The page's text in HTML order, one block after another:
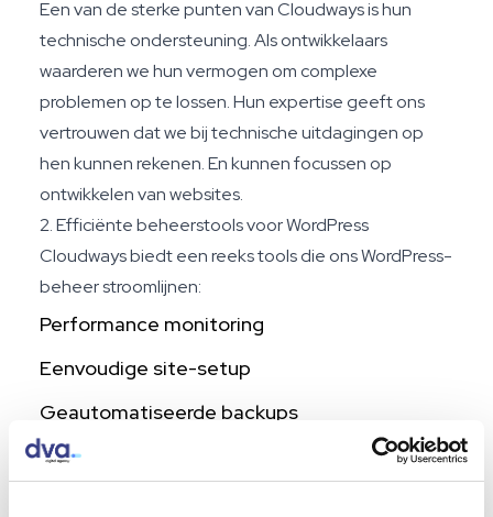
Een van de sterke punten van Cloudways is hun
technische ondersteuning. Als ontwikkelaars
waarderen we hun vermogen om complexe
problemen op te lossen. Hun expertise geeft ons
vertrouwen dat we bij technische uitdagingen op
hen kunnen rekenen. En kunnen focussen op
ontwikkelen van websites.
2. Efficiënte beheerstools voor WordPress
Cloudways biedt een reeks tools die ons WordPress-
beheer stroomlijnen:
Performance monitoring
Eenvoudige site-setup
Geautomatiseerde backups
Deze functies dragen bij aan een efficiënt beheer
van onze WordPress-projecten.